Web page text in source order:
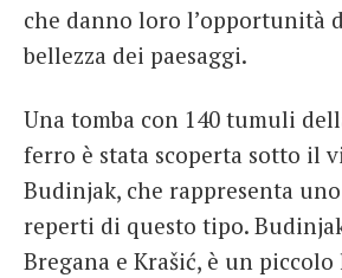
che danno loro l’opportunità
bellezza dei paesaggi.
Una tomba con 140 tumuli
ferro è stata scoperta sotto il
Budinjak, che rappresenta
reperti di questo tipo.
Bregana e Krašić, è un